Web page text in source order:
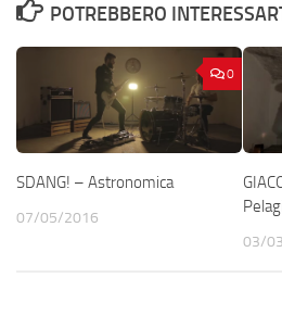
POTREBBERO
0
SDANG! – Astronomica
07/05/2016
03/